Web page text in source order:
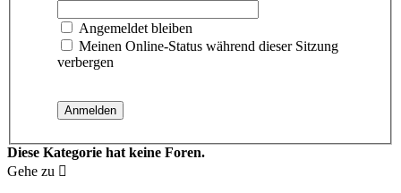
Angemeldet bleiben
Meinen Online-Status während dieser Sitzung
verbergen
Diese Kategorie hat keine Foren.
Gehe zu